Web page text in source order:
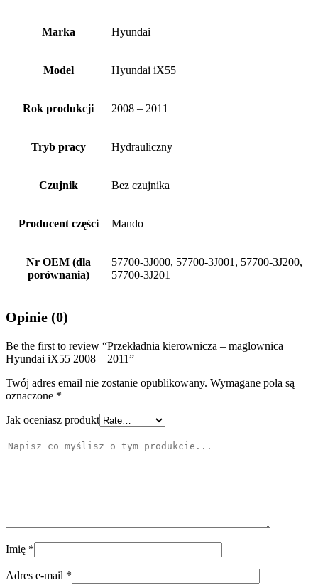
Marka Hyundai
Model Hyundai iX55
Rok produkcji 2008 – 2011
Tryb pracy Hydrauliczny
Czujnik Bez czujnika
Producent części Mando
Nr OEM (dla
porównania)
57700-3J000, 57700-3J001, 57700-3J200,
57700-3J201
Opinie (0)
Be the first to review “Przekładnia kierownicza – maglownica
Hyundai iX55 2008 – 2011”
Twój adres email nie zostanie opublikowany. Wymagane pola są
oznaczone *
Jak oceniasz produkt
Imię *
Adres e-mail *